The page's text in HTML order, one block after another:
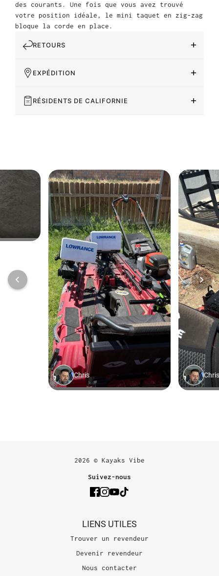
des courants. Une fois que vous avez trouvé
votre position idéale, le mini taquet en zig-zag
bloque la corde en place.
RETOURS
EXPÉDITION
RÉSIDENTS DE CALIFORNIE
2026 © Kayaks Vibe
Suivez-nous
LIENS UTILES
Trouver un revendeur
Devenir revendeur
Nous contacter